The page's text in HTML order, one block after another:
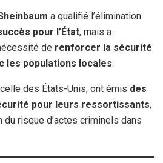
a qualifié l’élimination
pour l’État, mais a
de renforcer la sécurité
les populations locales.
des États-Unis, ont émis des
pour leurs ressortissants,
du risque d’actes criminels dans